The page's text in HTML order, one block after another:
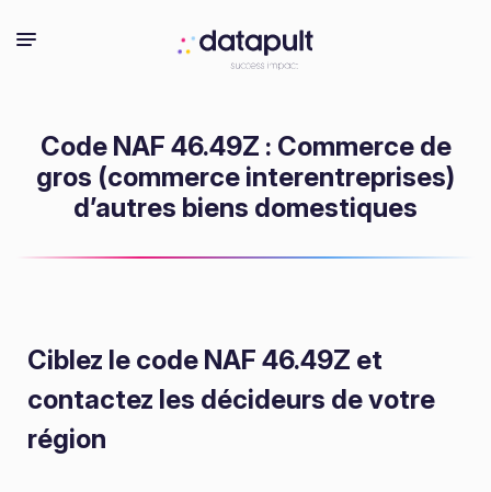
Code NAF 46.49Z : Commerce de
gros (commerce interentreprises)
d’autres biens domestiques
Ciblez le code NAF 46.49Z et
contactez les décideurs de votre
région